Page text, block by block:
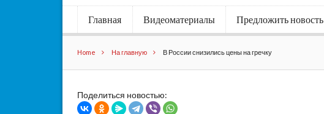
Главная Видеоматериалы Предложить новость
Home На главную В России снизились цены на гречку
Поделиться новостью: